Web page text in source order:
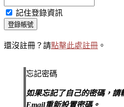
記住登錄資訊
登錄帳號
還沒註冊？請點擊此處註冊 。
忘記密碼
如果忘記了自己的密碼，請
Email重新設置密碼。